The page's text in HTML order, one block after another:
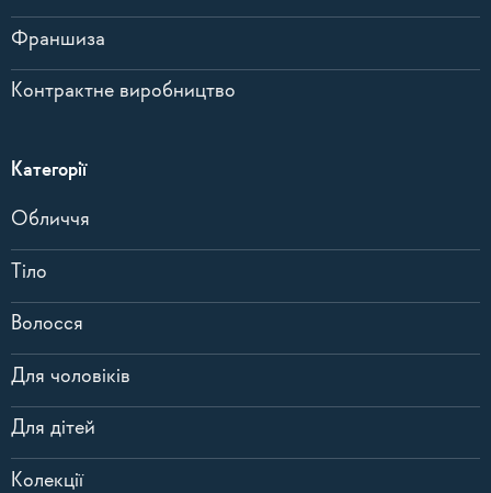
Франшиза
Контрактне виробництво
Категорії
Обличчя
Тіло
Волосся
Для чоловіків
Для дітей
Колекції